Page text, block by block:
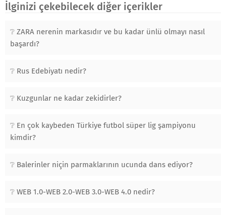
İlginizi çekebilecek diğer içerikler
ZARA nerenin markasıdır ve bu kadar ünlü olmayı nasıl
başardı?
Rus Edebiyatı nedir?
Kuzgunlar ne kadar zekidirler?
En çok kaybeden Türkiye futbol süper lig şampiyonu
kimdir?
Balerinler niçin parmaklarının ucunda dans ediyor?
WEB 1.0-WEB 2.0-WEB 3.0-WEB 4.0 nedir?